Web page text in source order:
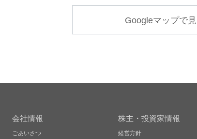
Googleマップで
会社情報
ごあいさつ
株主・投資家情報
経営方針